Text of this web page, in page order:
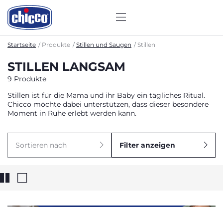
Startseite Produkte Stillen und Saugen Stillen
STILLEN LANGSAM
9 Produkte
Stillen ist für die Mama und ihr Baby ein tägliches Ritual.
Chicco möchte dabei unterstützen, dass dieser besondere
Moment in Ruhe erlebt werden kann.
Sortieren nach Filter anzeigen